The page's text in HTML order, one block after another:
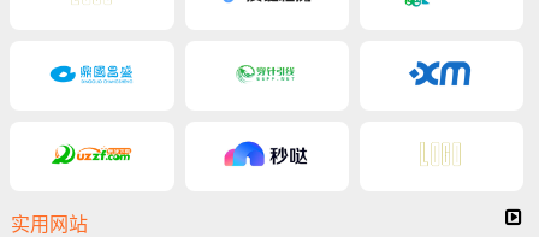
实用网站